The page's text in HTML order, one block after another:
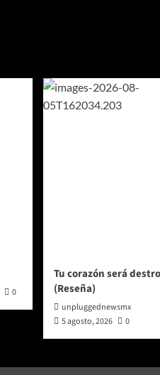
0
Tu corazón será
(Reseña)
unpluggednewsmx
5 agosto, 2026
0